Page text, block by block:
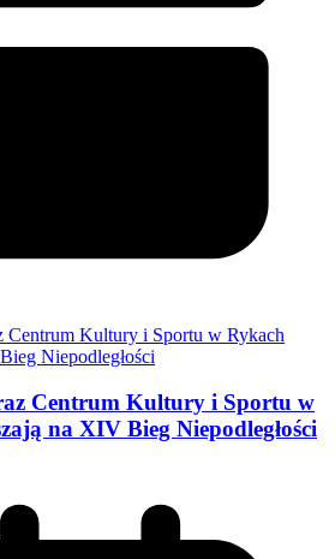
Centrum Kultury i Sportu w
na XIV Bieg Niepodległości